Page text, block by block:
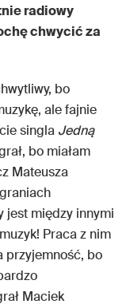
radiowy
chwycić za
bo
ale fajnie
singla Jedną
bo miałam
Mateusza
jest między innymi
Praca z nim
przyjemność, bo
Maciek